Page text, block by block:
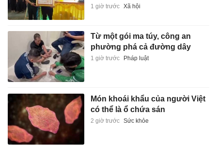
1 giờ trước Xã hội
Từ một gói ma túy, công an
phường phá cả đường dây
1 giờ trước Pháp luật
Món khoái khẩu của người Việt
có thể là ổ chứa sán
2 giờ trước Sức khỏe